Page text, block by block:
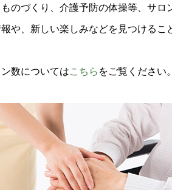
のづくり、介護予防の体操等、サ
や、新しい楽しみなどを見つけるこ
数についてはこちらをご覧ください。